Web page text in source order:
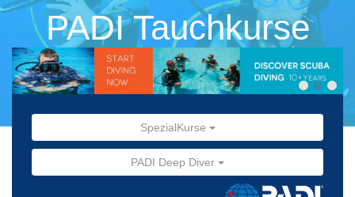
PADI Tauchkurse
SpezialKurse
PADI Deep Diver